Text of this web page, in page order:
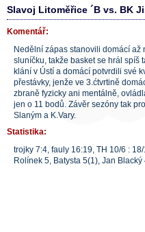
Slavoj Litoměřice ´B vs. BK
Komentář:
Nedělní zápas stanovili domácí
sluníčku, takže basket se hrál spíš
klání v Ústí a domácí potvrdili své
přestávky, jenže ve 3.ćtvrtině
zbraně fyzicky ani mentálně,
jen o 11 bodů. Závěr sezóny tak
Slaným a K.Vary.
Statistika:
trojky 7:4, fauly 16:19, TH 10/6 :
Rolínek 5, Batysta 5(1), Jan Blacký